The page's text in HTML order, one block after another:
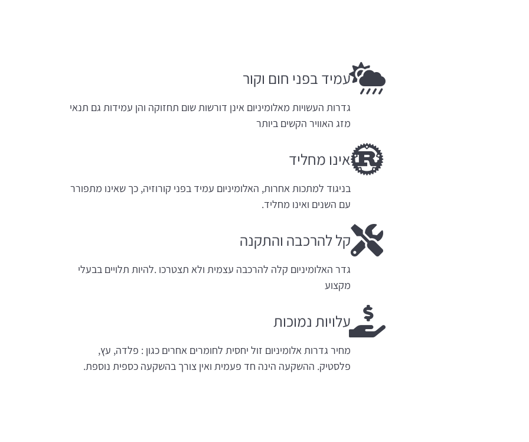
עמיד בפני חום וקור
גדרות העשויות מאלומיניום אינן דורשות שום תחזוקה והן עמידות גם תנאי
מזג האוויר הקשים ביותר
אינו מחליד
בניגוד למתכות אחרות, האלומיניום עמיד בפני קורוזיה, כך שאינו מתפורר
עם השנים ואינו מחליד.
קל להרכבה והתקנה
גדר האלומיניום קלה להרכבה עצמית ולא תצטרכו .להיות תלויים בבעלי
מקצוע
עלויות נמוכות
מחיר גדרות אלומיניום זול יחסית לחומרים אחרים כגון : פלדה, עץ,
פלסטיק. ההשקעה הינה חד פעמית ואין צורך בהשקעה כספית נוספת.